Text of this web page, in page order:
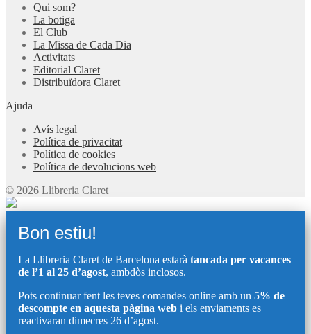
Qui som?
La botiga
El Club
La Missa de Cada Dia
Activitats
Editorial Claret
Distribuïdora Claret
Ajuda
Avís legal
Política de privacitat
Política de cookies
Política de devolucions web
© 2026 Llibreria Claret
Bon estiu!
La Llibreria Claret de Barcelona estarà tancada per vacances
de l’1 al 25 d’agost, ambdòs inclosos.
Pots continuar fent les teves comandes online amb un 5% de
descompte en aquesta pàgina web i els enviaments es
reactivaran dimecres 26 d’agost.